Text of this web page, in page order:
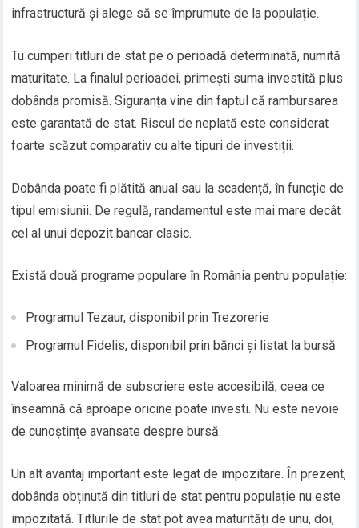
infrastructură și alege să se împrumute de la populație.
Tu cumperi titluri de stat pe o perioadă determinată, numită
maturitate. La finalul perioadei, primești suma investită plus
dobânda promisă. Siguranța vine din faptul că rambursarea
este garantată de stat. Riscul de neplată este considerat
foarte scăzut comparativ cu alte tipuri de investiții.
Dobânda poate fi plătită anual sau la scadență, în funcție de
tipul emisiunii. De regulă, randamentul este mai mare decât
cel al unui depozit bancar clasic.
Există două programe populare în România pentru populație:
Programul Tezaur, disponibil prin Trezorerie
Programul Fidelis, disponibil prin bănci și listat la bursă
Valoarea minimă de subscriere este accesibilă, ceea ce
înseamnă că aproape oricine poate investi. Nu este nevoie
de cunoștințe avansate despre bursă.
Un alt avantaj important este legat de impozitare. În prezent,
dobânda obținută din titluri de stat pentru populație nu este
impozitată. Titlurile de stat pot avea maturități de unu, doi,